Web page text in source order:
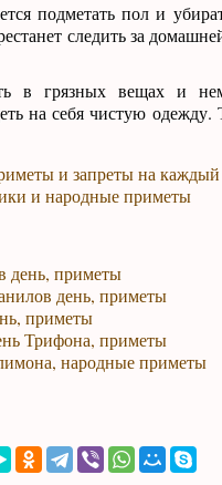
подметать пол и
следить за
в грязных вещах и
на себя чистую
и запреты на каждый
и народные приметы
день, приметы
день, приметы
приметы
Трифона, приметы
народные приметы